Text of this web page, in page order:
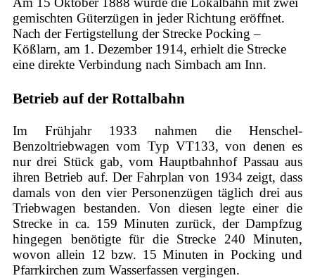
gemischten Güterzügen in jeder Richtung eröffnet.
Nach der Fertigstellung der Strecke Pocking –
Kößlarn, am 1. Dezember 1914, erhielt die Strecke
eine direkte Verbindung nach Simbach am Inn.
Betrieb auf der Rottalbahn
Im Frühjahr 1933 nahmen die Henschel-
Benzoltriebwagen vom Typ VT133, von denen es
nur drei Stück gab, vom Hauptbahnhof Passau aus
ihren Betrieb auf. Der Fahrplan von 1934 zeigt, dass
damals von den vier Personenzügen täglich drei aus
Triebwagen bestanden. Von diesen legte einer die
Strecke in ca. 159 Minuten zurück, der Dampfzug
hingegen benötigte für die Strecke 240 Minuten,
wovon allein 12 bzw. 15 Minuten in Pocking und
Pfarrkirchen zum Wasserfassen vergingen.